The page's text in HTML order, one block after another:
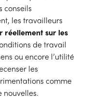
conseils
les travailleurs
réellement sur les
de travail
ou encore l’utilité
les
comme
nouvelles.